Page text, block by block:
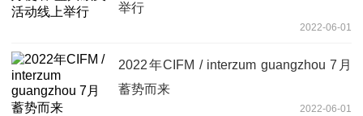
举行
2022-06-01
2022年CIFM / interzum guangzhou 7月
蓄势而来
2022-06-01